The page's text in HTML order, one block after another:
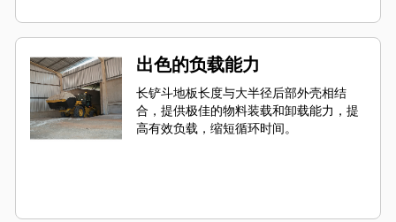
出色的负载能力
长铲斗地板长度与大半径后部外壳相结
合，提供极佳的物料装载和卸载能力，提
高有效负载，缩短循环时间。